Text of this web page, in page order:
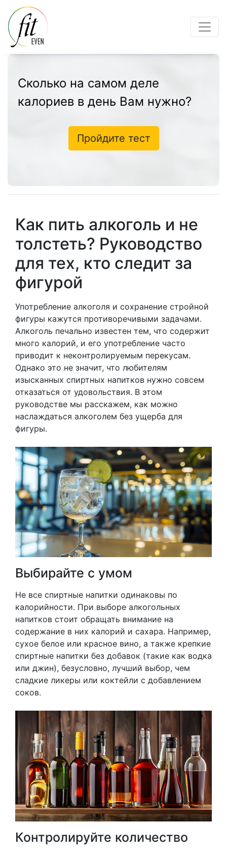
Сколько на самом деле
калориев в день Вам нужно?
Пройдите тест
Как пить алкоголь и не
толстеть? Руководство
для тех, кто следит за
фигурой
Употребление алкоголя и сохранение стройной
фигуры кажутся противоречивыми задачами.
Алкоголь печально известен тем, что содержит
много калорий, и его употребление часто
приводит к неконтролируемым перекусам.
Однако это не значит, что любителям
изысканных спиртных напитков нужно совсем
отказаться от удовольствия. В этом
руководстве мы расскажем, как можно
наслаждаться алкоголем без ущерба для
фигуры.
Выбирайте с умом
Не все спиртные напитки одинаковы по
калорийности. При выборе алкогольных
напитков стоит обращать внимание на
содержание в них калорий и сахара. Например,
сухое белое или красное вино, а также крепкие
спиртные напитки без добавок (такие как водка
или джин), безусловно, лучший выбор, чем
сладкие ликеры или коктейли с добавлением
соков.
Контролируйте количество